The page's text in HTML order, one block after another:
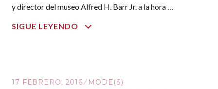
y director del museo Alfred H. Barr Jr. a la hora …
SIGUE LEYENDO
THE
COLLECTION:
17 FEBRERO, 2016 MODE(S)